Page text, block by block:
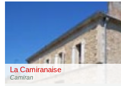
La Camiranaise
Camiran